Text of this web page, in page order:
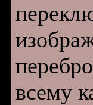
всему